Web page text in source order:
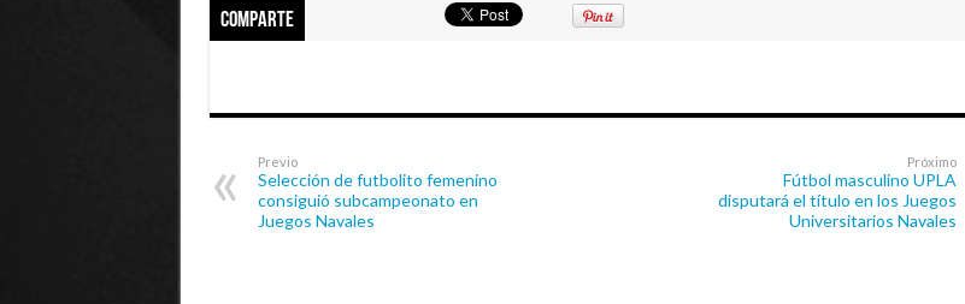
Comparte
Previo
Selección de futbolito femenino
consiguió subcampeonato en
Juegos Navales
Próximo
Fútbol masculino UPLA
disputará el título en los Juegos
Universitarios Navales